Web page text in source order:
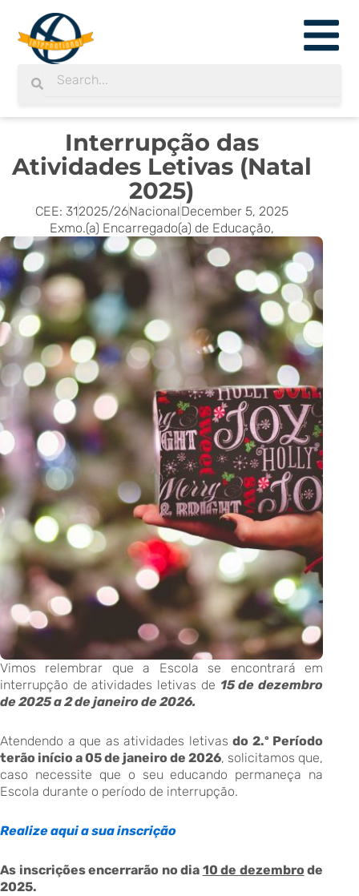
content
Search
Interrupção das
Atividades Letivas (Natal
2025)
CEE: 312025/26NacionalDecember 5, 2025
Exmo.(a) Encarregado(a) de Educação,
Vimos relembrar que a Escola se encontrará em
interrupção de atividades letivas de 15 de dezembro
de 2025 a 2 de janeiro de 2026.
Atendendo a que as atividades letivasdo 2.º Período
terão início a 05 de janeiro de 2026, solicitamos que,
caso necessite que o seu educando permaneça na
Escola durante o período de interrupção.
Realize aqui a sua inscrição
As inscrições encerrarão no dia 10 de dezembrode
2025.